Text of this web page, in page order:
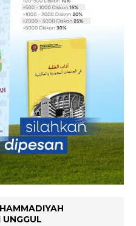
UNGGUL